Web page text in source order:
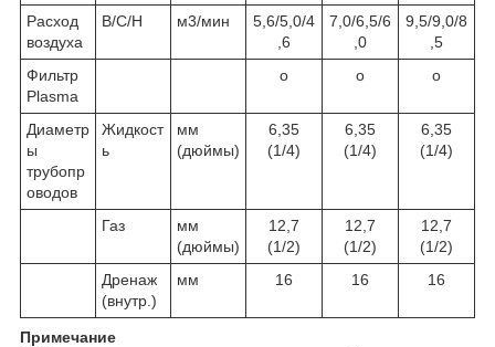
Расход
воздуха
В/С/Н м3/мин
5,6/5,0/4
,6
7,0/6,5/6
,0
9,5/9,0/8
,5
Фильтр
Plasma
о о о
Диаметр
ы
трубопр
оводов
Жидкост
ь
мм
(дюймы)
6,35
(1/4)
6,35
(1/4)
6,35
(1/4)
Газ
мм
(дюймы)
12,7
(1/2)
12,7
(1/2)
12,7
(1/2)
Дренаж
(внутр.)
мм 16 16 16
Примечание